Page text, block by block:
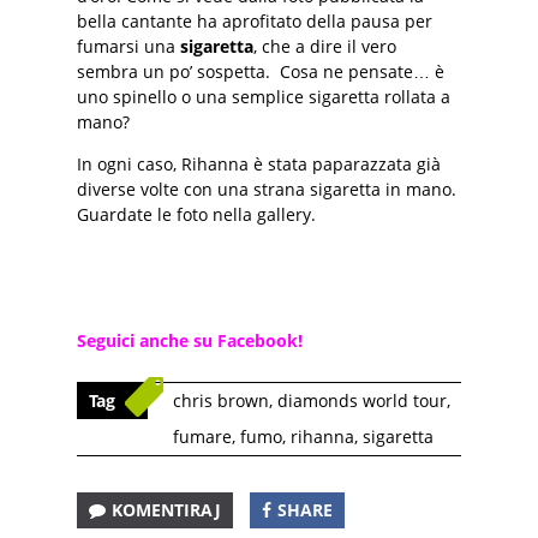
bella cantante ha aprofitato della pausa per
fumarsi una sigaretta, che a dire il vero
sembra un po’ sospetta. Cosa ne pensate… è
uno spinello o una semplice sigaretta rollata a
mano?
In ogni caso, Rihanna è stata paparazzata già
diverse volte con una strana sigaretta in mano.
Guardate le foto nella gallery.
Seguici anche su Facebook!
Tag chris brown, diamonds world tour,
fumare, fumo, rihanna, sigaretta
KOMENTIRAJ SHARE